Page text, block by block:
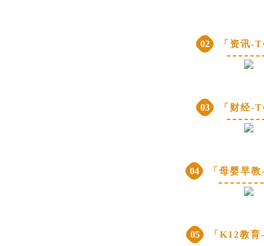
02 「资讯-
03 「财经-
04 「母婴早
05 「K12教